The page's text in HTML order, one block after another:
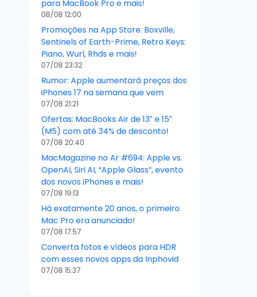
para MacBook Pro e mais!
08/08 12:00
Promoções na App Store: Boxville,
Sentinels of Earth-Prime, Retro Keys:
Piano, Wurl, Rhds e mais!
07/08 23:32
Rumor: Apple aumentará preços dos
iPhones 17 na semana que vem
07/08 21:21
Ofertas: MacBooks Air de 13″ e 15″
(M5) com até 34% de desconto!
07/08 20:40
MacMagazine no Ar #694: Apple vs.
OpenAI, Siri AI, “Apple Glass”, evento
dos novos iPhones e mais!
07/08 19:13
Há exatamente 20 anos, o primeiro
Mac Pro era anunciado!
07/08 17:57
Converta fotos e vídeos para HDR
com esses novos apps da Inphovid
07/08 15:37